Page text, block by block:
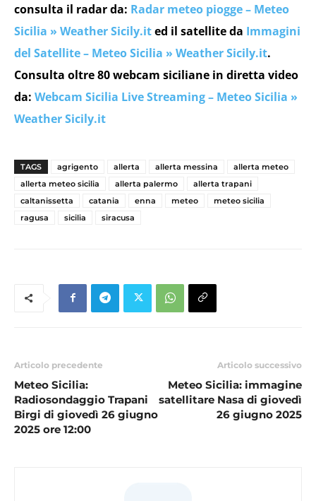
consulta il radar da: Radar meteo piogge – Meteo
Sicilia » Weather Sicily.ited il satellite da Immagini
del Satellite – Meteo Sicilia » Weather Sicily.it.
Consulta oltre 80 webcam siciliane in diretta video
da: Webcam Sicilia Live Streaming – Meteo Sicilia »
Weather Sicily.it
TAGS agrigento allerta allerta messina
allerta meteo
allerta meteo sicilia
allerta palermo
allerta trapani
caltanissetta
catania enna meteo
meteo sicilia
ragusa
sicilia siracusa
Articolo precedente
Meteo Sicilia:
Radiosondaggio Trapani
Birgi di giovedì 26 giugno
2025 ore 12:00
Articolo successivo
Meteo Sicilia: immagine
satellitare Nasa di giovedì
26 giugno 2025